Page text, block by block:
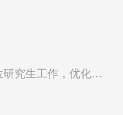
究生工作，优化学